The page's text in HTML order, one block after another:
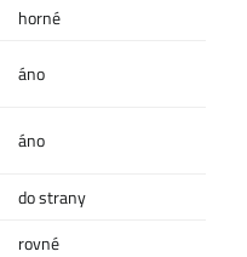
horné
áno
áno
do strany
rovné